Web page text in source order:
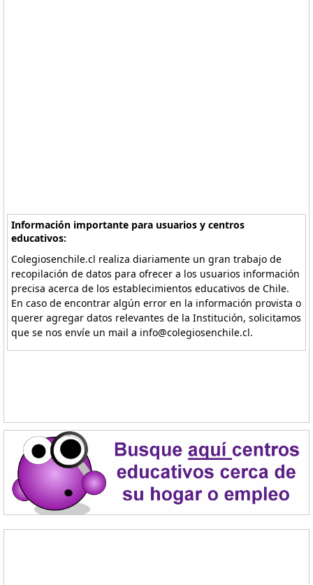
Información importante para usuarios y centros
educativos:
Colegiosenchile.cl realiza diariamente un gran trabajo de
recopilación de datos para ofrecer a los usuarios información
precisa acerca de los establecimientos educativos de Chile.
En caso de encontrar algún error en la información provista o
querer agregar datos relevantes de la Institución, solicitamos
que se nos envíe un mail a info@colegiosenchile.cl.